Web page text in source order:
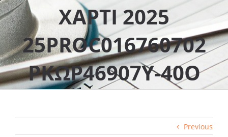
ΧΑΡΤΙ 2025
25PROC016760702
ΡΚΩΡ46907Υ-40Ο
Previous